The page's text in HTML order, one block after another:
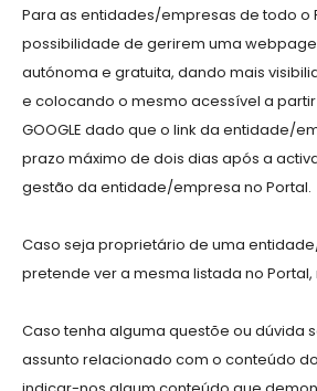
Para as entidades/empresas de todo o
possibilidade de gerirem uma
autónoma e gratuita, dando mais
e colocando o mesmo acessível a
GOOGLE dado que o link da entidade/
prazo máximo de dois dias após a
gestão da entidade/empresa no Portal.
Caso seja proprietário de uma
pretende ver a mesma listada no
Caso tenha alguma questõe ou dúvida
assunto relacionado com o conteúdo